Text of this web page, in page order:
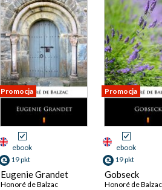
Promocja
ebook
19 pkt
Eugenie Grandet
Honoré de Balzac
Promocja
ebook
19 pkt
Gobseck
Honoré de Balzac